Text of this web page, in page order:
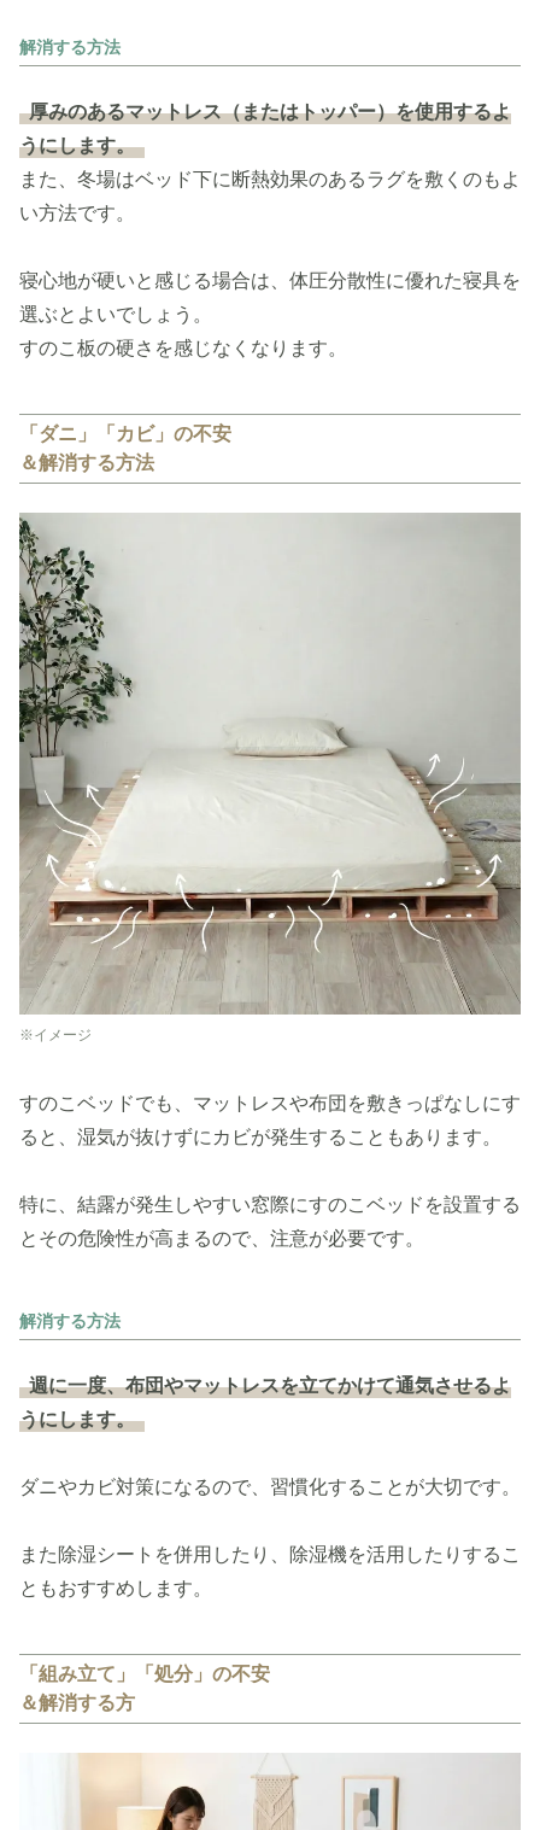
解消する方法
厚みのあるマットレス（またはトッパー）を使用するよ
うにします。
また、冬場はベッド下に断熱効果のあるラグを敷くのもよ
い方法です。
寝心地が硬いと感じる場合は、体圧分散性に優れた寝具を
選ぶとよいでしょう。
すのこ板の硬さを感じなくなります。
「ダニ」「カビ」の不安
＆解消する方法
※イメージ
すのこベッドでも、マットレスや布団を敷きっぱなしにす
ると、湿気が抜けずにカビが発生することもあります。
特に、結露が発生しやすい窓際にすのこベッドを設置する
とその危険性が高まるので、注意が必要です。
解消する方法
週に一度、布団やマットレスを立てかけて通気させるよ
うにします。
ダニやカビ対策になるので、習慣化することが大切です。
また除湿シートを併用したり、除湿機を活用したりするこ
ともおすすめします。
「組み立て」「処分」の不安
＆解消する方